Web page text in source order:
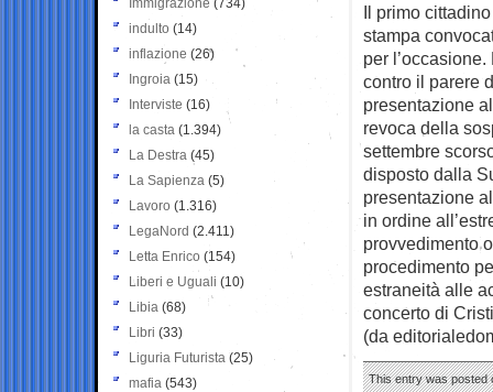
Il primo
stampa
per
contro il parere
presentazione
revoca della
settembre
disposto dalla
presentazione
in ordine
provvedimento
procedimento
estraneità alle
concerto di
(da
This entry was posted
Immigrazione (734)
indulto (14)
inflazione (26)
Ingroia (15)
Interviste (16)
la casta (1.394)
La Destra (45)
La Sapienza (5)
Lavoro (1.316)
LegaNord (2.411)
Letta Enrico (154)
Liberi e Uguali (10)
Libia (68)
Libri (33)
Liguria Futurista (25)
mafia (543)